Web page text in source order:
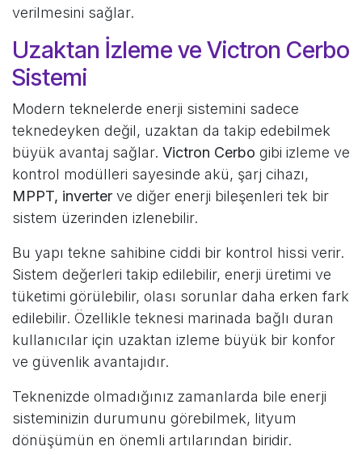
verilmesini sağlar.
Uzaktan İzleme ve Victron Cerbo
Sistemi
Modern teknelerde enerji sistemini sadece
teknedeyken değil, uzaktan da takip edebilmek
büyük avantaj sağlar. Victron Cerbo gibi izleme ve
kontrol modülleri sayesinde akü, şarj cihazı,
MPPT, inverter ve diğer enerji bileşenleri tek bir
sistem üzerinden izlenebilir.
Bu yapı tekne sahibine ciddi bir kontrol hissi verir.
Sistem değerleri takip edilebilir, enerji üretimi ve
tüketimi görülebilir, olası sorunlar daha erken fark
edilebilir. Özellikle teknesi marinada bağlı duran
kullanıcılar için uzaktan izleme büyük bir konfor
ve güvenlik avantajıdır.
Teknenizde olmadığınız zamanlarda bile enerji
sisteminizin durumunu görebilmek, lityum
dönüşümün en önemli artılarından biridir.